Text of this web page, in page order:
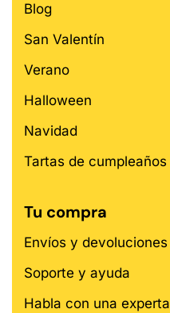
Blog
San Valentín
Verano
Halloween
Navidad
Tartas de cumpleaños
Tu compra
Envíos y devoluciones
Soporte y ayuda
Habla con una experta